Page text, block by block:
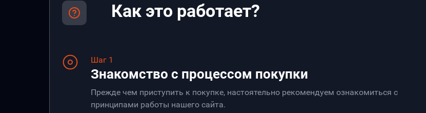
Как это работает?
Шаг 1
Знакомство с процессом покупки
Прежде чем приступить к покупке, настоятельно рекомендуем ознакомиться с
принципами работы нашего сайта.